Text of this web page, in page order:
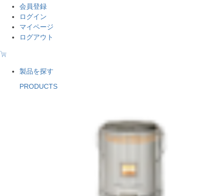
会員登録
ログイン
マイページ
ログアウト
製品を探す
PRODUCTS